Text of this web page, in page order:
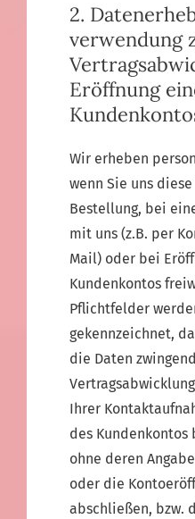
2.
verwendung
Eröffnung
Wir erheben
wenn Sie uns
Bestellung, bei
mit uns (z.B. per
Mail) oder bei
Kundenkontos
Pflichtfelder
gekennzeichnet,
die Daten
Ihrer
des Kundenkontos
ohne deren
oder die
abschließen, bzw.